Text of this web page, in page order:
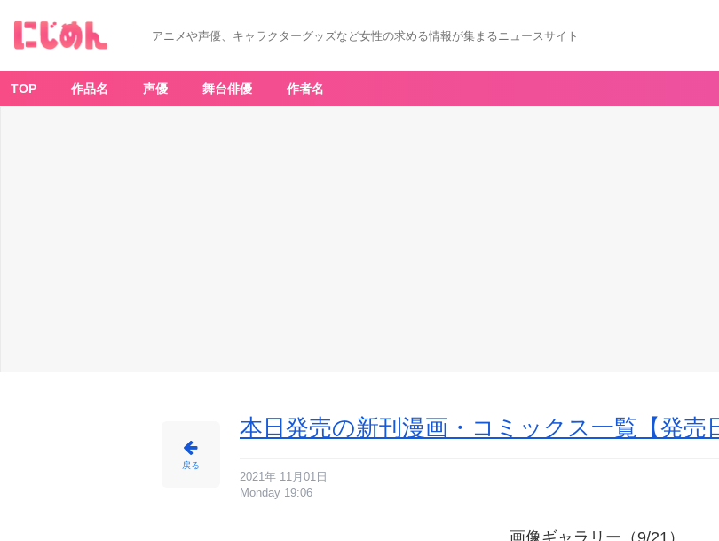
タ
ア
-
アニメや声優、キャラクターグッズなど女性の求める情報が集まるニュースサイト
TOP 作品名 声優 舞台俳優 作者名
戻る
本日発売の新刊漫画・コミックス一覧【発売
2021年 11月01日
Monday 19:06
画像ギャラリー（9/21）